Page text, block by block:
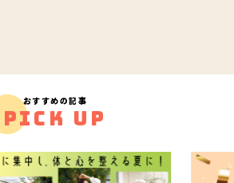
おすすめの記事
PICK UP